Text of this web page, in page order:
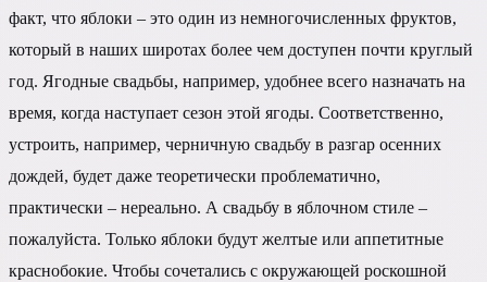
факт, что яблоки – это один из немногочисленных фруктов,
который в наших широтах более чем доступен почти круглый
год. Ягодные свадьбы, например, удобнее всего назначать на
время, когда наступает сезон этой ягоды. Соответственно,
устроить, например, черничную свадьбу в разгар осенних
дождей, будет даже теоретически проблематично,
практически – нереально. А свадьбу в яблочном стиле –
пожалуйста. Только яблоки будут желтые или аппетитные
краснобокие. Чтобы сочетались с окружающей роскошной